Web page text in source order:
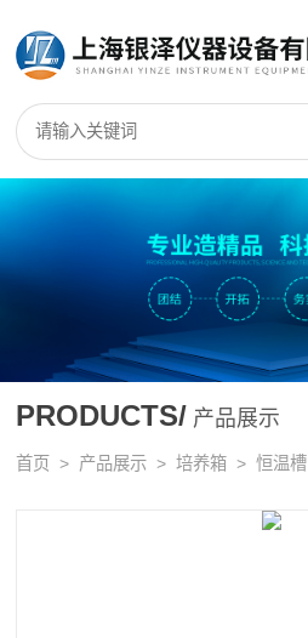
PRODUCTS/ 产品展示
首页 > 产品展示 >培养箱 >恒温槽